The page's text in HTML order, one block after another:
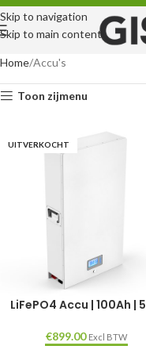
Skip to navigation
Skip to main content
Home Accu's
Toon zijmenu
UITVERKOCHT
LiFePO4 Accu | 100Ah |
€899.00 Excl BTW